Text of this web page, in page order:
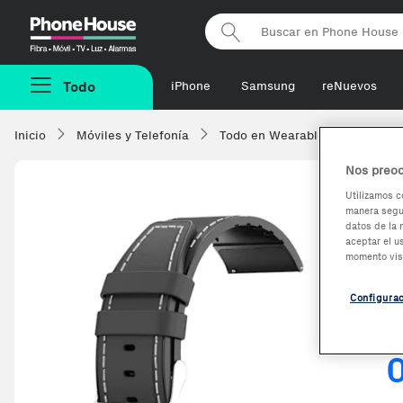
Phonehouse
Todo iPhone Samsung reNuevos
Inicio Móviles y Telefonía Todo en Wearables
Nos
Utilizamos
manera
datos de la
aceptar el
momento